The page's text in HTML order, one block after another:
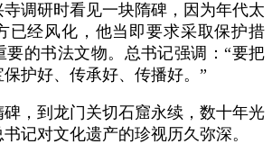
调研时看见一块隋碑，因为年代太
已经风化，他当即要求采取保护措
要的书法文物。总书记强调：“要把
护好、传承好、传播好。”
，到龙门关切石窟永续，数十年光
记对文化遗产的珍视历久弥深。